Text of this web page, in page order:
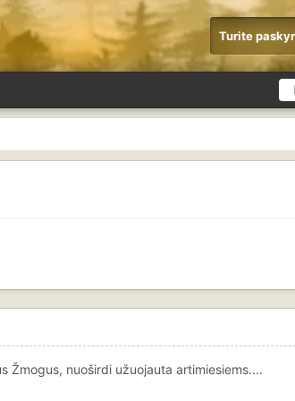
Turite
Žmogus, nuoširdi užuojauta artimiesiems....